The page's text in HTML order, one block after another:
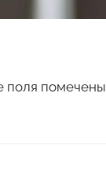
поля помечены